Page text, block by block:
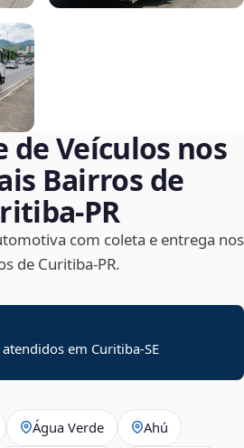
de Veículos nos
Bairros de
com coleta e entrega nos
de Curitiba‑PR.
em Curitiba-SE
Água Verde Ahú